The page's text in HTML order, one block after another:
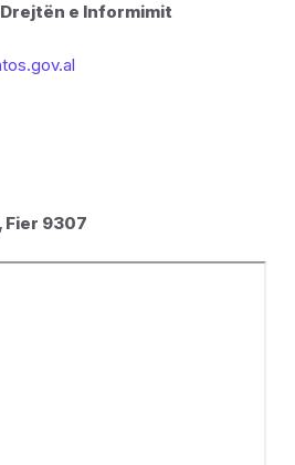
e Informimit
Fier 9307